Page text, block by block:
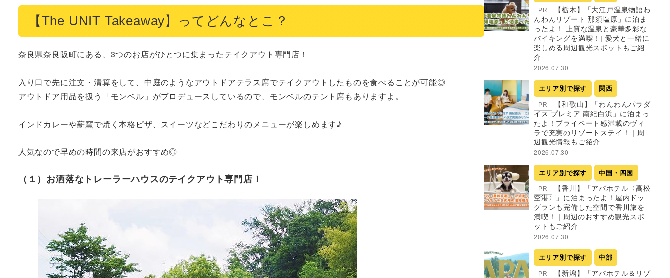
【The UNIT Takeaway】ってどんなとこ？
奈良県奈良阪町にある、3つのお店がひとつに集まったテイクアウト専門店！
入り口で先に注文・清算をして、中庭のようなアウトドアテラス席でテイクアウトしたものを食べることが可能◎
アウトドア用品を扱う「モンベル」がプロデュースしているので、モンベルのテント席もありますよ。
インドカレーや薪窯で焼く本格ピザ、スイーツなどこだわりのメニューが楽しめます♪
人気なので早めの時間の来店がおすすめ◎
（１）お洒落なトレーラーハウスのテイクアウト専門店！
PR
【栃木】「大江戸温泉物語わ
んわんリゾート 那須塩原」に泊ま
ったよ！ 上質な温泉と豪華多彩な
バイキングを満喫！| 愛犬と一緒に
楽しめる周辺観光スポットもご紹
介
2026.07.30
エリア別で探す 関西
PR
【和歌山】「わんわんパラダ
イス プレミア 南紀白浜」に泊まっ
たよ！プライベート感満載のヴィ
ラで充実のリゾートステイ！ | 周
辺観光情報もご紹介
2026.07.30
エリア別で探す 中国・四国
PR
【香川】「アパホテル〈高松
空港〉」に泊まったよ！屋内ドッ
グランも完備した空間で香川旅を
満喫！ | 周辺のおすすめ観光スポ
ットもご紹介
2026.07.30
エリア別で探す 中部
PR
【新潟】「アパホテル＆リゾ